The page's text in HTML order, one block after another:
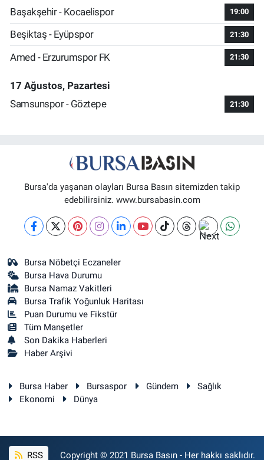
Başakşehir - Kocaelispor
19:00
Beşiktaş - Eyüpspor 21:30
Amed - Erzurumspor FK 21:30
17 Ağustos, Pazartesi
Samsunspor - Göztepe
21:30
Bursa'da yaşanan olayları Bursa Basın sitemizden takip
edebilirsiniz. www.bursabasin.com
Bursa Nöbetçi Eczaneler
Bursa Hava Durumu
Bursa Namaz Vakitleri
Bursa Trafik Yoğunluk Haritası
Puan Durumu ve Fikstür
Tüm Manşetler
Son Dakika Haberleri
Haber Arşivi
Bursa Haber Bursaspor Gündem
Sağlık
Ekonomi
Dünya
RSS Copyright © 2021 Bursa Basın - Her hakkı saklıdır.